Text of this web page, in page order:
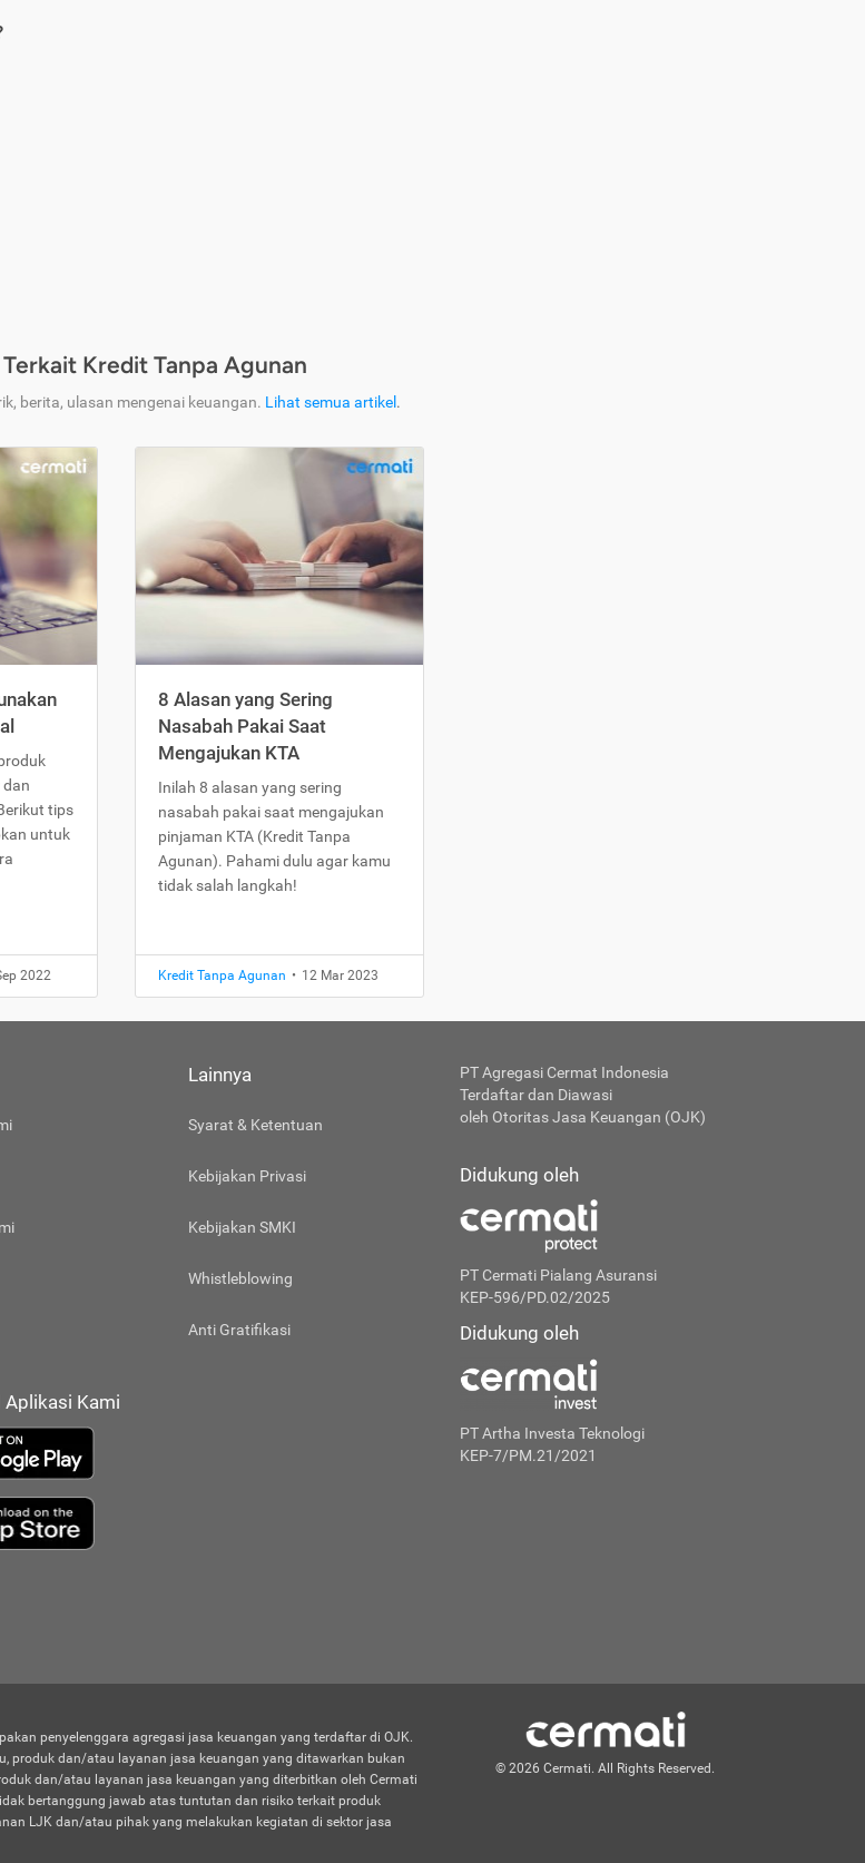
Kredit Tanpa Agunan
berita, ulasan mengenai keuangan. Lihat semua artikel .
dan
tips
untuk
2022
8 Alasan yang Sering
Nasabah Pakai Saat
Mengajukan KTA
Inilah 8 alasan yang sering
nasabah pakai saat mengajukan
pinjaman KTA (Kredit Tanpa
Agunan). Pahami dulu agar kamu
tidak salah langkah!
Kredit Tanpa Agunan • 12 Mar 2023
Lainnya
Syarat & Ketentuan
Kebijakan Privasi
Kebijakan SMKI
Whistleblowing
Anti Gratifikasi
Aplikasi Kami
PT Agregasi Cermat Indonesia
Terdaftar dan Diawasi
oleh Otoritas Jasa Keuangan (OJK)
Didukung oleh
PT Cermati Pialang Asuransi
KEP-596/PD.02/2025
Didukung oleh
PT Artha Investa Teknologi
KEP-7/PM.21/2021
penyelenggara agregasi jasa keuangan yang terdaftar di OJK.
produk dan/atau layanan jasa keuangan yang ditawarkan bukan
dan/atau layanan jasa keuangan yang diterbitkan oleh Cermati
bertanggung jawab atas tuntutan dan risiko terkait produk
LJK dan/atau pihak yang melakukan kegiatan di sektor jasa
© 2026 Cermati. All Rights Reserved.